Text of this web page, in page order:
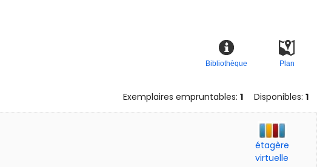
Plan
Bibliothèque
Exemplaires empruntables: 1 Disponibles: 1
étagère
virtuelle